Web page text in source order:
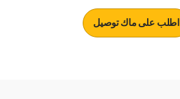
اطلب على ماك توصيل